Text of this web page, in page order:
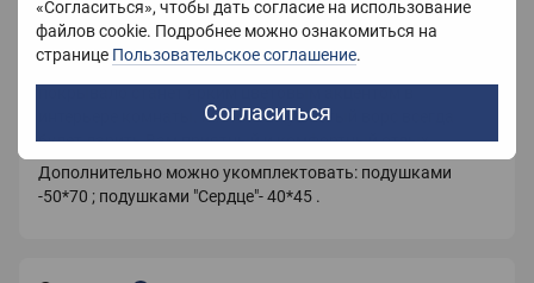
«Согласиться», чтобы дать согласие на использование
файлов cookie. Подробнее можно ознакомиться на
странице Пользовательское соглашение.
Согласиться
смотрится неимоверно эффектно, а благодаря
микрофибре с обратной его стороны изделие
великолепно сохраняет тепло. Роскошное меховое
интерьере комнаты. Мягкий и пушистый ворс всегда
будет дарить Вам приятный и комфортный отдых.
Дополнительно можно укомплектовать: подушками
-50*70 ; подушками "Сердце"- 40*45 .